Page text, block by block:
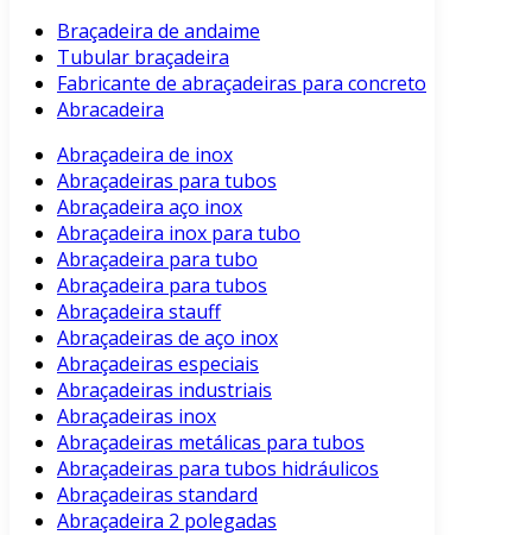
Braçadeira de andaime
Tubular braçadeira
Fabricante de abraçadeiras para concreto
Abracadeira
Abraçadeira de inox
Abraçadeiras para tubos
Abraçadeira aço inox
Abraçadeira inox para tubo
Abraçadeira para tubo
Abraçadeira para tubos
Abraçadeira stauff
Abraçadeiras de aço inox
Abraçadeiras especiais
Abraçadeiras industriais
Abraçadeiras inox
Abraçadeiras metálicas para tubos
Abraçadeiras para tubos hidráulicos
Abraçadeiras standard
Abraçadeira 2 polegadas